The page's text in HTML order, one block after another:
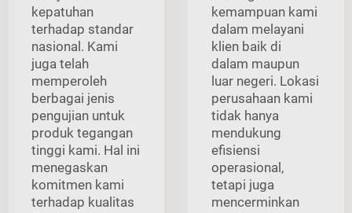
kepatuhan
terhadap standar
nasional. Kami
juga telah
memperoleh
berbagai jenis
pengujian untuk
produk tegangan
tinggi kami. Hal ini
menegaskan
komitmen kami
terhadap kualitas
kemampuan kami
dalam melayani
klien baik di
dalam maupun
luar negeri. Lokasi
perusahaan kami
tidak hanya
mendukung
efisiensi
operasional,
tetapi juga
mencerminkan